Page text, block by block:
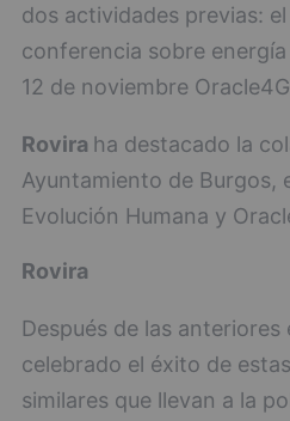
dos actividades previas:
conferencia sobre
12 de noviembre
Rovira ha destacado la
Ayuntamiento de Burgos,
Evolución Humana y
Rovira
Después de las anteriores
celebrado el éxito de
similares que llevan a la